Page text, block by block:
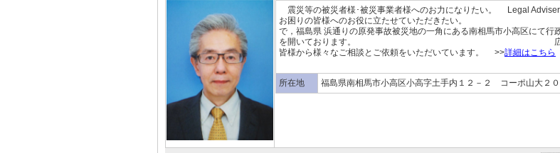
震災等の被災者様･被災事業者様へのお力になりたい。 Legal
お困りの皆様へのお役に立たせていただきたい。
で，福島県 浜通りの原発事故被災地の一角にある南相馬市小高区にて行
を開いております。 広く県
皆様から様々なご相談とご依頼をいただいています。 >>詳細はこちら
所在地 福島県南相馬市小高区小高字土手内１２－２ コーポ山大２０